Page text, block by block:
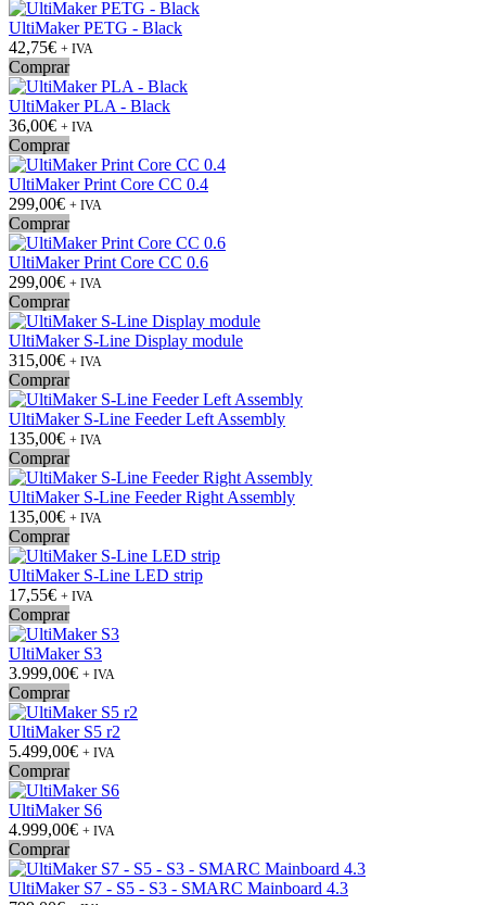
UltiMaker PETG - Black
42,75€ + IVA
Comprar
UltiMaker PLA - Black
36,00€ + IVA
Comprar
UltiMaker Print Core CC 0.4
299,00€ + IVA
Comprar
UltiMaker Print Core CC 0.6
299,00€ + IVA
Comprar
UltiMaker S-Line Display module
315,00€ + IVA
Comprar
UltiMaker S-Line Feeder Left Assembly
135,00€ + IVA
Comprar
UltiMaker S-Line Feeder Right Assembly
135,00€ + IVA
Comprar
UltiMaker S-Line LED strip
17,55€ + IVA
Comprar
UltiMaker S3
3.999,00€ + IVA
Comprar
UltiMaker S5 r2
5.499,00€ + IVA
Comprar
UltiMaker S6
4.999,00€ + IVA
Comprar
UltiMaker S7 - S5 - S3 - SMARC Mainboard 4.3